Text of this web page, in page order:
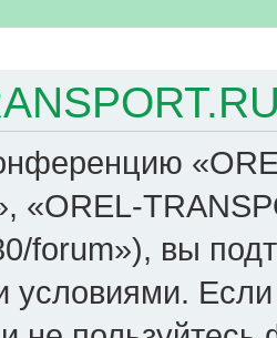
«OREL-
forum»), вы